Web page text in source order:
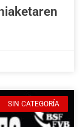
SIN CATEGORÍA